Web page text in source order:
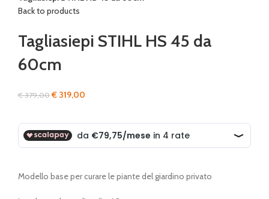
Back to products
Tagliasiepi STIHL HS 45 da
60cm
€379,00Il
era:
€ 379,00.
€ 319,00
è:
€ 319,00.
Modello base per curare le piante del giardino privato